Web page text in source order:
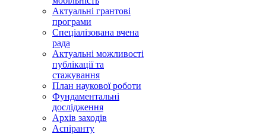
Актуальні грантові
програми
Спеціалізована вчена
рада
Актуальні можливості
публікації та
стажування
План наукової роботи
Фундаментальні
дослідження
Архів заходів
Аспіранту